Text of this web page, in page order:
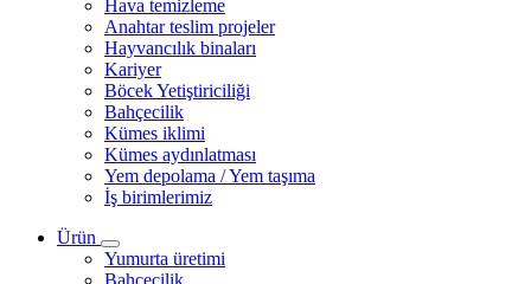
Hava temizleme
Anahtar teslim projeler
Hayvancılık binaları
Kariyer
Böcek Yetiştiriciliği
Bahçecilik
Kümes iklimi
Kümes aydınlatması
Yem depolama / Yem taşıma
İş birimlerimiz
Ürün
Yumurta üretimi